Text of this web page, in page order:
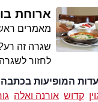
ארוחת
מאמרים
שגרה זה
לחזור
המופיעות
קדוש אורנה ואלה